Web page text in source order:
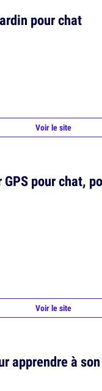
pour chat
Voir le site
pour chat,
Voir le site
apprendre à